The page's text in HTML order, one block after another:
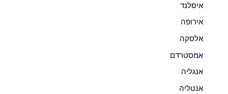
איסלנד
אירופה
אלסקה
אמסטרדם
אנגליה
אנטליה